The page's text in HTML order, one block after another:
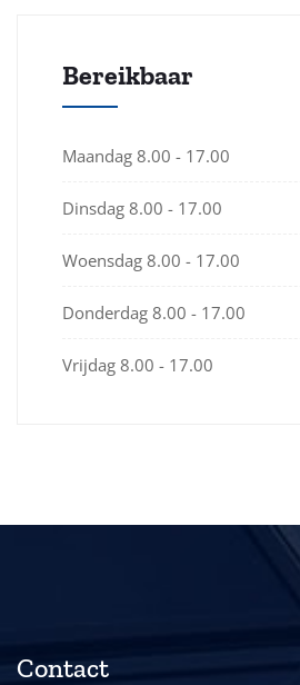
Bereikbaar
Maandag 8.00 - 17.00
Dinsdag 8.00 - 17.00
Woensdag 8.00 - 17.00
Donderdag 8.00 - 17.00
Vrijdag 8.00 - 17.00
Contact